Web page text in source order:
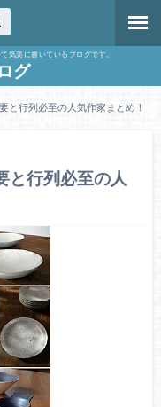
気楽に書いているブログです。
グ
と行列必至の人気作家まとめ！
と行列必至の人